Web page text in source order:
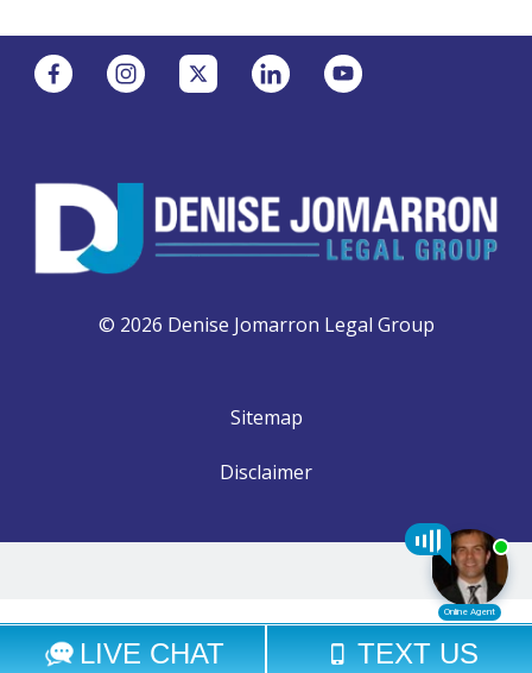
© 2026 Denise Jomarron Legal Group
Sitemap
Disclaimer
Select Language ▼